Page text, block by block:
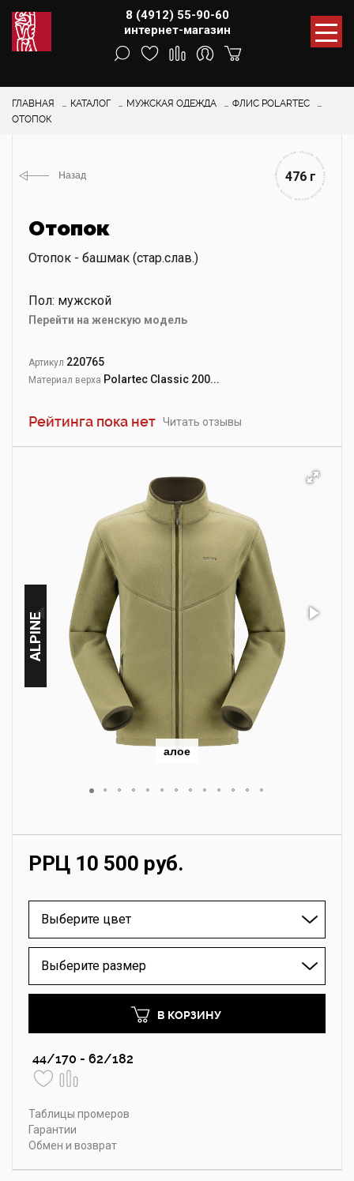
8 (4912) 55-90-60
интернет-магазин
ГЛАВНАЯ КАТАЛОГ МУЖСКАЯ ОДЕЖДА
ФЛИС POLARTEC
ОТОПОК
Назад 476 г
Отопок
Отопок - башмак (стар.слав.)
Пол: мужской
Перейти на женскую модель
Артикул 220765
Материал верха Polartec Classic 200...
Рейтинга пока нет Читать отзывы
ALPINE
алое
РРЦ 10 500 руб.
Выберите цвет
Выберите размер
В КОРЗИНУ
44/170 - 62/182
Таблицы промеров
Гарантии
Обмен и возврат